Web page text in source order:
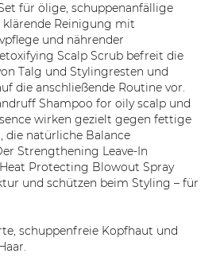
für ölige, schuppenanfällige
Reinigung mit
und nährender
Scalp Scrub befreit die
Talg und Stylingresten und
die anschließende Routine vor.
Shampoo for oily scalp und
wirken gezielt gegen fettige
die natürliche Balance
Strengthening Leave-In
Protecting Blowout Spray
und schützen beim Styling – für
schuppenfreie Kopfhaut und